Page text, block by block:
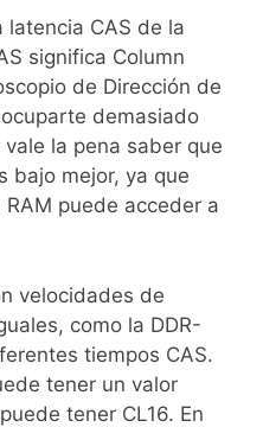
latencia CAS de la
significa Column
de Dirección de
demasiado
la pena saber que
bajo mejor, ya que
puede acceder a
velocidades de
como la DDR-
tiempos CAS.
tener un valor
tener CL16. En